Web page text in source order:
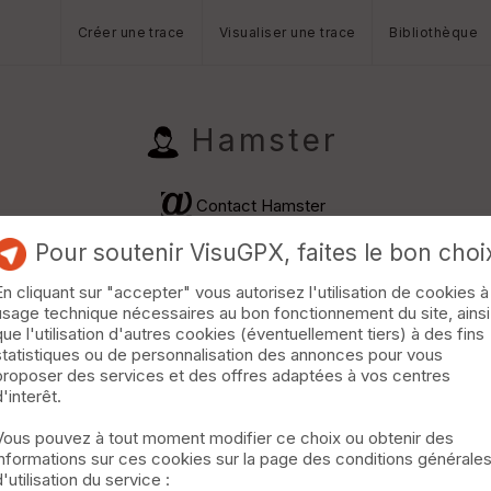
Créer une trace Visualiser une trace Bibliothèque
Hamster
Contact Hamster
· D+280 m · 337 vus · 33 téléchargements ·
Pour soutenir VisuGPX, faites le bon
cliquant sur "accepter" vous autorisez l'utilisation de cookies à
technique nécessaires au bon fonctionnement du site, ainsi
l'utilisation d'autres cookies (éventuellement tiers) à des fins
ou de personnalisation des annonces pour vous
des services et des offres adaptées à vos centres
pouvez à tout moment modifier ce choix ou obtenir des
sur ces cookies sur la page des conditions générales
du service :